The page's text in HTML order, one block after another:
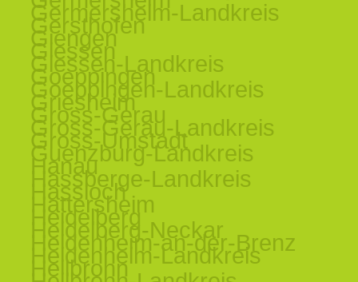
Germersheim-Landkreis
Gersthofen
Giengen
Giessen
Giessen-Landkreis
Goeppingen
Goeppingen-Landkreis
Griesheim
Gross-Gerau
Gross-Gerau-Landkreis
Gross-Umstadt
Guenzburg-Landkreis
Hanau
Hassberge-Landkreis
Hassloch
Hattersheim
Heidelberg
Heidelberg-Neckar
Heidenheim-an-der-Brenz
Heidenheim-Landkreis
Heilbronn